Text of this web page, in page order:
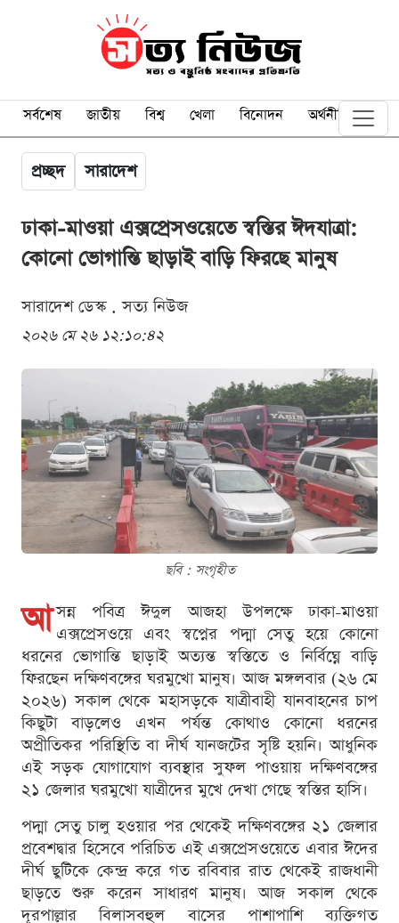
সর্বশেষ জাতীয় বিশ্ব খেলা বিনোদন অর্থনীতি
প্রচ্ছদ সারাদেশ
ঢাকা-মাওয়া এক্সপ্রেসওয়েতে স্বস্তির ঈদযাত্রা:
কোনো ভোগান্তি ছাড়াই বাড়ি ফিরছে মানুষ
সারাদেশ ডেস্ক . সত্য নিউজ
২০২৬ মে ২৬ ১২:১০:৪২
ছবি : সংগৃহীত
আ সন্ন পবিত্র ঈদুল আজহা উপলক্ষে ঢাকা-মাওয়া
এক্সপ্রেসওয়ে এবং স্বপ্নের পদ্মা সেতু হয়ে কোনো
ধরনের ভোগান্তি ছাড়াই অত্যন্ত স্বস্তিতে ও নির্বিঘ্নে বাড়ি
ফিরছেন দক্ষিণবঙ্গের ঘরমুখো মানুষ। আজ মঙ্গলবার (২৬ মে
২০২৬) সকাল থেকে মহাসড়কে যাত্রীবাহী যানবাহনের চাপ
কিছুটা বাড়লেও এখন পর্যন্ত কোথাও কোনো ধরনের
অপ্রীতিকর পরিস্থিতি বা দীর্ঘ যানজটের সৃষ্টি হয়নি। আধুনিক
এই সড়ক যোগাযোগ ব্যবস্থার সুফল পাওয়ায় দক্ষিণবঙ্গের
২১ জেলার ঘরমুখো যাত্রীদের মুখে দেখা গেছে স্বস্তির হাসি।
পদ্মা সেতু চালু হওয়ার পর থেকেই দক্ষিণবঙ্গের ২১ জেলার
প্রবেশদ্বার হিসেবে পরিচিত এই এক্সপ্রেসওয়েতে এবার ঈদের
দীর্ঘ ছুটিকে কেন্দ্র করে গত রবিবার রাত থেকেই রাজধানী
ছাড়তে শুরু করেন সাধারণ মানুষ। আজ সকাল থেকে
দূরপাল্লার বিলাসবহুল বাসের পাশাপাশি ব্যক্তিগত